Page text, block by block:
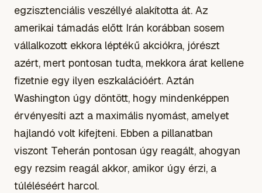
egzisztenciális veszéllyé alakította át. Az
amerikai támadás előtt Irán korábban sosem
vállalkozott ekkora léptékű akciókra, jórészt
azért, mert pontosan tudta, mekkora árat kellene
fizetnie egy ilyen eszkalációért. Aztán
Washington úgy döntött, hogy mindenképpen
érvényesíti azt a maximális nyomást, amelyet
hajlandó volt kifejteni. Ebben a pillanatban
viszont Teherán pontosan úgy reagált, ahogyan
egy rezsim reagál akkor, amikor úgy érzi, a
túléléséért harcol.